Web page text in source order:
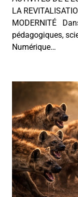
LA
MODERNITÉ
pédagogiques,
Numérique…